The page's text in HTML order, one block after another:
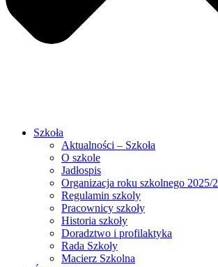
Szkoła
Aktualności – Szkoła
O szkole
Jadłospis
Organizacja roku szkolnego 2025/
Regulamin szkoly
Pracownicy szkoły
Historia szkoły
Doradztwo i profilaktyka
Rada Szkoły
Macierz Szkolna